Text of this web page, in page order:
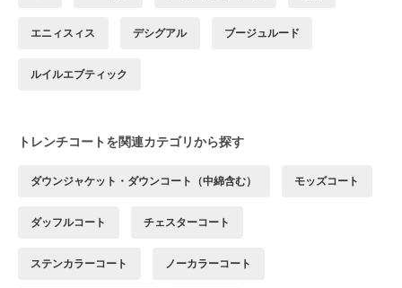
エニィスィス デシグアル ブージュルード
ルイルエブティック
トレンチコートを関連カテゴリから探す
ダウンジャケット・ダウンコート（中綿含む） モッズコート
ダッフルコート チェスターコート
ステンカラーコート ノーカラーコート